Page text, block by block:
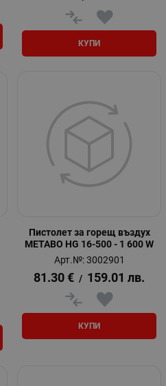
КУПИ
Пистолет за горещ въздух
METABO HG 16-500 - 1 600 W
Арт.№: 3002901
81.30 € / 159.01 лв.
КУПИ